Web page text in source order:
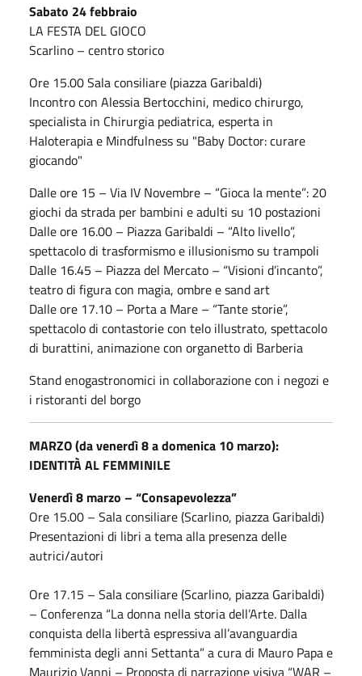
Sabato 24 febbraio
LA FESTA DEL GIOCO
Scarlino – centro storico
Ore 15.00 Sala consiliare (piazza Garibaldi)
Incontro con Alessia Bertocchini, medico chirurgo,
specialista in Chirurgia pediatrica, esperta in
Haloterapia e Mindfulness su "Baby Doctor: curare
giocando"
Dalle ore 15 – Via IV Novembre – “Gioca la mente”: 20
giochi da strada per bambini e adulti su 10 postazioni
Dalle ore 16.00 – Piazza Garibaldi – “Alto livello”,
spettacolo di trasformismo e illusionismo su trampoli
Dalle 16.45 – Piazza del Mercato – “Visioni d’incanto”,
teatro di figura con magia, ombre e sand art
Dalle ore 17.10 – Porta a Mare – “Tante storie”,
spettacolo di contastorie con telo illustrato, spettacolo
di burattini, animazione con organetto di Barberia
Stand enogastronomici in collaborazione con i negozi e
i ristoranti del borgo
MARZO (da venerdì 8 a domenica 10 marzo):
IDENTITÀ AL FEMMINILE
Venerdì 8 marzo – “Consapevolezza”
Ore 15.00 – Sala consiliare (Scarlino, piazza Garibaldi)
Presentazioni di libri a tema alla presenza delle
autrici/autori
Ore 17.15 – Sala consiliare (Scarlino, piazza Garibaldi)
– Conferenza “La donna nella storia dell’Arte. Dalla
conquista della libertà espressiva all’avanguardia
femminista degli anni Settanta” a cura di Mauro Papa e
Maurizio Vanni – Proposta di narrazione visiva “WAR –